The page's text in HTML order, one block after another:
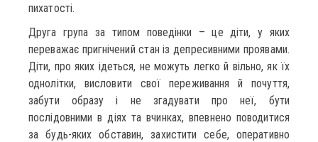
пихатості.
Друга група за типом поведінки – це діти, у яких
переважає пригнічений стан із депресивними проявами.
Діти, про яких ідеться, не можуть легко й вільно, як їх
однолітки, висловити свої переживання й почуття,
забути образу і не згадувати про неї, бути
послідовними в діях та вчинках, впевнено поводитися
за будь-яких обставин, захистити себе, оперативно